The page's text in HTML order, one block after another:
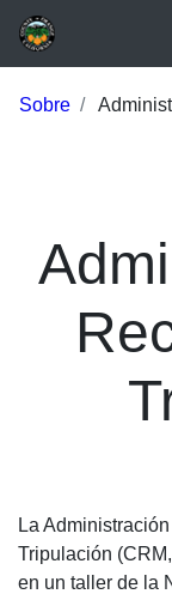
Sobre
La
Tripulación
en un taller de la